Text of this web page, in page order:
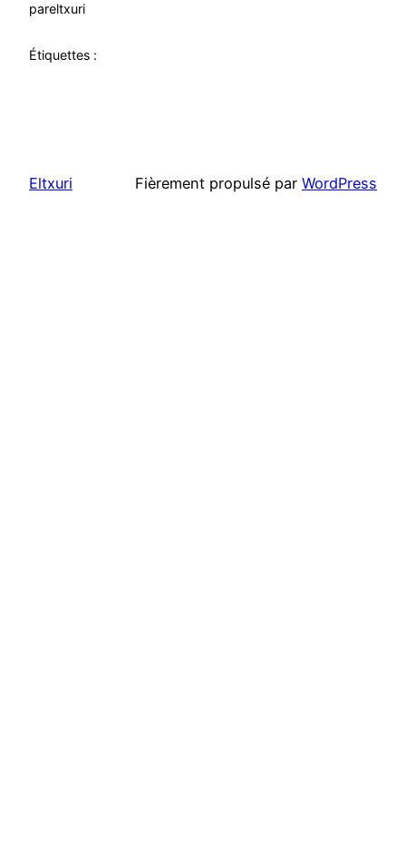
pareltxuri
Étiquettes :
Eltxuri Fièrement propulsé par WordPress